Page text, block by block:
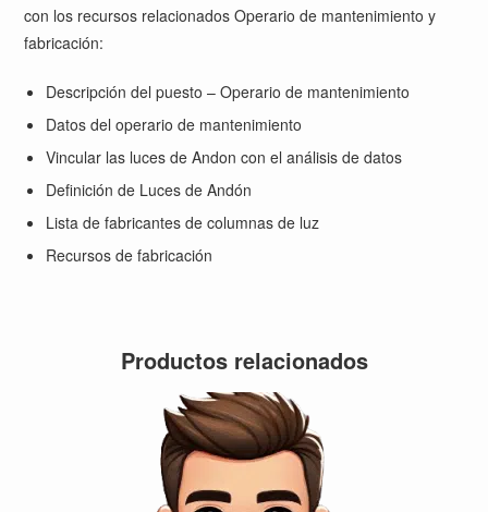
con los recursos relacionados Operario de mantenimiento y
fabricación:
Descripción del puesto – Operario de mantenimiento
Datos del operario de mantenimiento
Vincular las luces de Andon con el análisis de datos
Definición de Luces de Andón
Lista de fabricantes de columnas de luz
Recursos de fabricación
Productos relacionados